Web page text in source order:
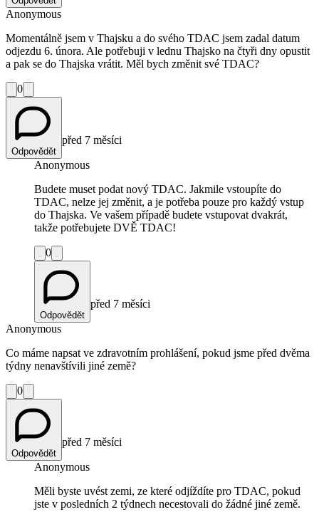
Anonymous
Momentálně jsem v Thajsku a do svého TDAC jsem zadal datum
odjezdu 6. února. Ale potřebuji v lednu Thajsko na čtyři dny opustit
a pak se do Thajska vrátit. Měl bych změnit své TDAC?
0
Odpovědět
před 7 měsíci
Anonymous
Budete muset podat nový TDAC. Jakmile vstoupíte do
TDAC, nelze jej změnit, a je potřeba pouze pro každý vstup
do Thajska. Ve vašem případě budete vstupovat dvakrát,
takže potřebujete DVĚ TDAC!
0
Odpovědět
před 7 měsíci
Anonymous
Co máme napsat ve zdravotním prohlášení, pokud jsme před dvěma
týdny nenavštívili jiné země?
0
Odpovědět
před 7 měsíci
Anonymous
Měli byste uvést zemi, ze které odjíždíte pro TDAC, pokud
jste v posledních 2 týdnech necestovali do žádné jiné země.